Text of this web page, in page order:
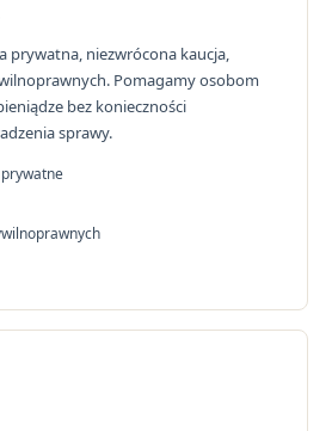
prywatna, niezwrócona kaucja,
Pomagamy osobom
bez konieczności
sprawy.
prywatne